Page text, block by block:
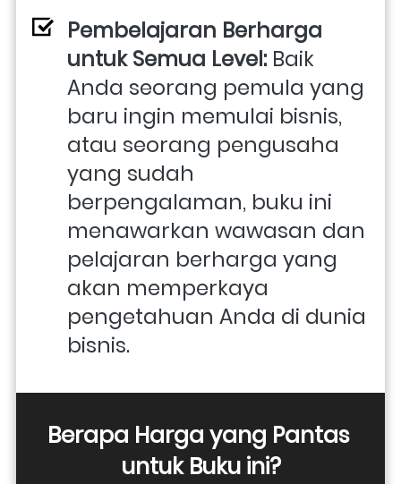
Pembelajaran Berharga
untuk Semua Level: Baik
Anda seorang pemula yang
baru ingin memulai bisnis,
atau seorang pengusaha
yang sudah
berpengalaman, buku ini
menawarkan wawasan dan
pelajaran berharga yang
akan memperkaya
pengetahuan Anda di dunia
bisnis.
Berapa Harga yang Pantas
untuk Buku ini?